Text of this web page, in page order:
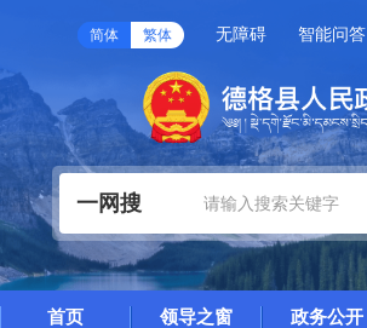
简体 繁体 无障碍 智能问答
一网搜
首页 领导之窗 政务公开